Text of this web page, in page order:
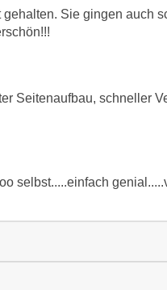
Sie gingen auch
Seitenaufbau, schneller
selbst.....einfach